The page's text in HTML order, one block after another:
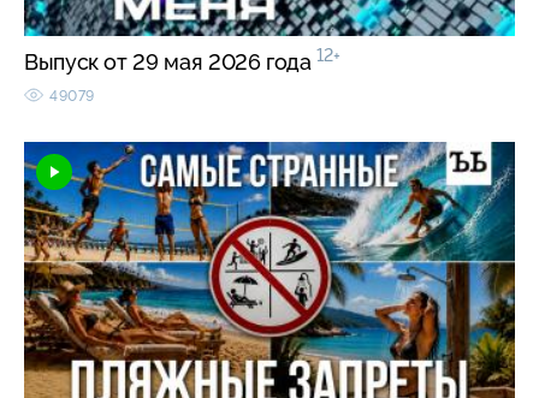
Выпуск от 29 мая 2026 года 12+
49079